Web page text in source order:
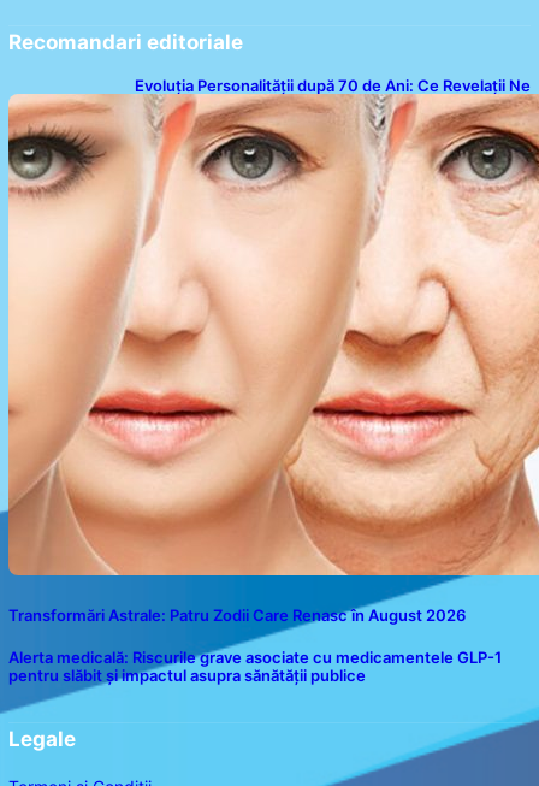
Recomandari editoriale
Evoluția Personalității după 70 de Ani: Ce Revelații Ne
Oferă Studiile Psihologice
Transformări Astrale: Patru Zodii Care Renasc în August 2026
Alerta medicală: Riscurile grave asociate cu medicamentele GLP-1
pentru slăbit și impactul asupra sănătății publice
Legale